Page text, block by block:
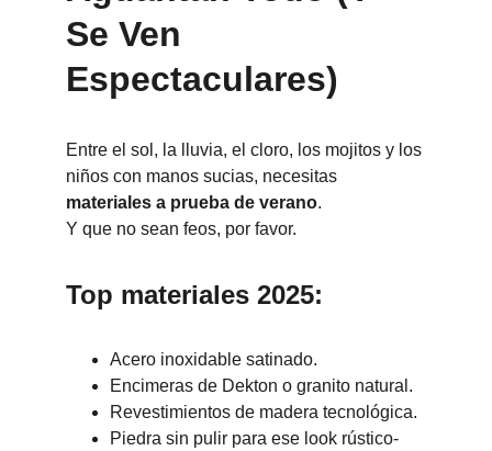
Se Ven
Espectaculares)
Entre el sol, la lluvia, el cloro, los mojitos y los
niños con manos sucias, necesitas
materiales a prueba de verano.
Y que no sean feos, por favor.
Top materiales 2025:
Acero inoxidable satinado.
Encimeras de Dekton o granito natural.
Revestimientos de madera tecnológica.
Piedra sin pulir para ese look rústico-